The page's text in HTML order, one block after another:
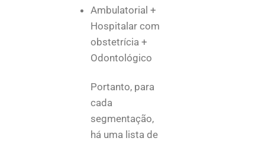
Ambulatorial +
Hospitalar com
obstetrícia +
Odontológico
Portanto, para
cada
segmentação,
há uma lista de